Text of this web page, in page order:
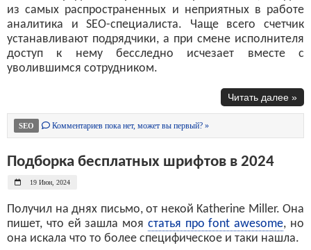
из самых распространенных и неприятных в работе
аналитика и SEO-специалиста. Чаще всего счетчик
устанавливают подрядчики, а при смене исполнителя
доступ к нему бесследно исчезает вместе с
уволившимся сотрудником.
Читать далее »
SEO Комментариев пока нет, может вы первый? »
Подборка бесплатных шрифтов в 2024
19 Июн, 2024
Получил на днях письмо, от некой Katherine Miller. Она
пишет, что ей зашла моя статья про font awesome, но
она искала что то более специфическое и таки нашла.